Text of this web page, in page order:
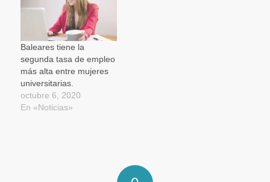
Baleares tiene la
segunda tasa de empleo
más alta entre mujeres
universitarias.
octubre 6, 2020
En «Noticias»